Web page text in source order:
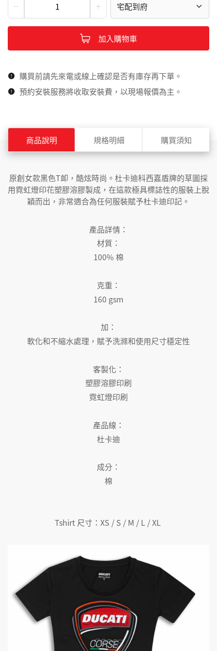
宅配到府
加入購物車
購買前請先來電或線上確認是否有庫存再下單。
預約安裝服務將收取安裝費，以現場報價為主。
商品說明 規格明細 購買須知
原創女款黑色T卹，酷炫時尚。杜卡迪科西嘉盾牌的草圖採
用霓虹燈印花塑膠溶膠製成，在這款極具標誌性的服裝上脫
穎而出，非常適合為任何服裝賦予杜卡迪印記。
產品詳情：
材質：
100% 棉
克重：
160 gsm
加：
軟化和不縮水處理，賦予洗滌和使用尺寸穩定性
客製化：
塑膠溶膠印刷
霓虹燈印刷
產品線：
杜卡迪
成分：
棉
Tshirt 尺寸：XS / S / M / L / XL